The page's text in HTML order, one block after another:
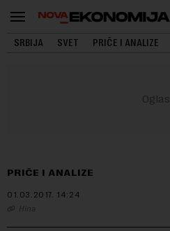
SRBIJA SVET PRIČE I ANALIZE
PRIČE I ANALIZE
01.03.2017. 14:24
Hina